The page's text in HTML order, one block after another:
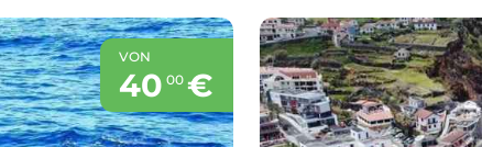
VON
40 00 €